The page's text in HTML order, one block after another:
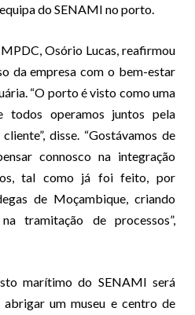
do SENAMI no porto.
Osório Lucas, reafirmou
da empresa com o bem-estar
“O porto é visto como uma
todos operamos juntos pela
disse. “Gostávamos de
connosco na integração
tal como já foi feito, por
de Moçambique, criando
tramitação de processos”,
marítimo do SENAMI será
um museu e centro de